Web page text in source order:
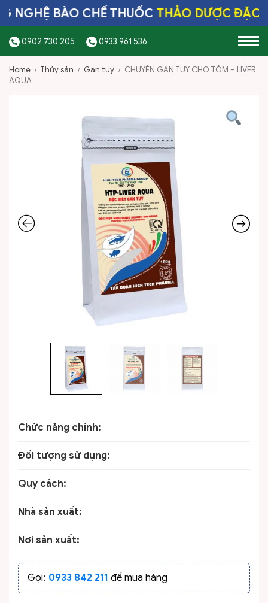
BÀO CHẾ THUỐCTHẢO DƯỢC ĐẶC
0902 730 205 0933 961 536
Home / Thủy sản / Gan tụy / CHUYÊN GAN TỤY CHO TÔM – LIVER
AQUA
Chức năng chính:
Đối tượng sử dụng:
Quy cách:
Nhà sản xuất:
Nơi sản xuất:
Gọi: 0933 842 211 để mua hàng